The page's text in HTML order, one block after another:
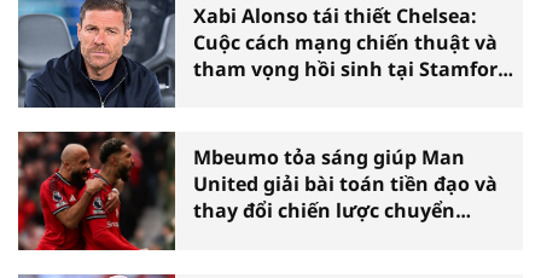
Xabi Alonso tái thiết Chelsea:
Cuộc cách mạng chiến thuật và
tham vọng hồi sinh tại Stamford
Mbeumo tỏa sáng giúp Man
United giải bài toán tiền đạo và
thay đổi chiến lược chuyển